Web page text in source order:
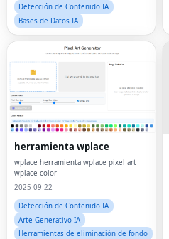
Detección de Contenido IA
Bases de Datos IA
herramienta wplace
wplace herramienta wplace pixel art
wplace color
2025-09-22
Detección de Contenido IA
Arte Generativo IA
Herramientas de eliminación de fondo